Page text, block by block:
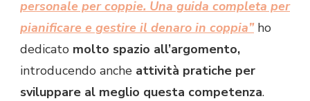
personale per coppie. Una guida completa per
pianificare e gestire il denaro in coppia” ho
dedicato molto spazio all’argomento,
introducendo anche attività pratiche per
sviluppare al meglio questa competenza.